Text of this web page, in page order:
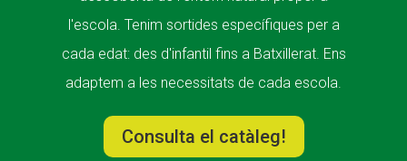
l'escola. Tenim sortides específiques per a
cada edat: des d'infantil fins a Batxillerat. Ens
adaptem a les necessitats de cada escola.
Consulta el catàleg!